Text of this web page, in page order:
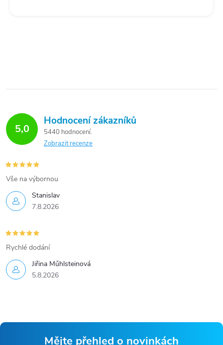
5,0
Hodnocení zákazníků
5440 hodnocení
Zobrazit recenze
Stanislav
7.8.2026
Vše na výbornou
Jiřina Műhlsteinová
5.8.2026
Rychlé dodání
Mějte přehled o novinkách